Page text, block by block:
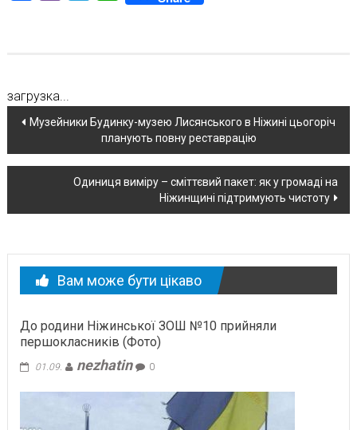
загрузка...
Навігація
по
новині
Музейники Будинку-музею Лисянського в Ніжині цьогоріч
планують повну реставрацію
Одиниця виміру – сміттєвий пакет: як у громаді на
Ніжинщині підтримують чистоту
Вам може бути цікаво
До родини Ніжинської ЗОШ №10 прийняли
першокласників (Фото)
01.09. nezhatin 0